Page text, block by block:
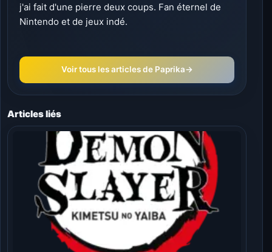
j'ai fait d'une pierre deux coups. Fan éternel de
Nintendo et de jeux indé.
Voir tous les articles de Paprika→
Articles liés